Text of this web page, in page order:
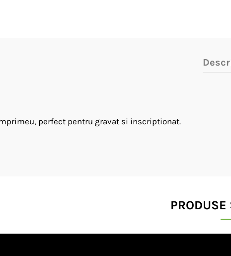
perfect pentru gravat si inscriptionat.